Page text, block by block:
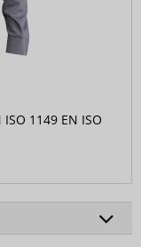
1149 EN ISO